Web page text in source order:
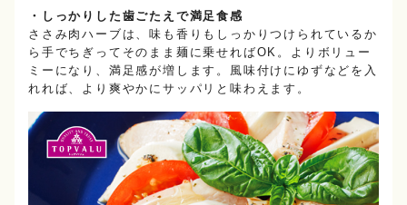
・しっかりした歯ごたえで満足食感
ささみ肉ハーブは、味も香りもしっかりつけられているか
ら手でちぎってそのまま麺に乗せればOK。よりボリュー
ミーになり、満足感が増します。風味付けにゆずなどを入
れれば、より爽やかにサッパリと味わえます。